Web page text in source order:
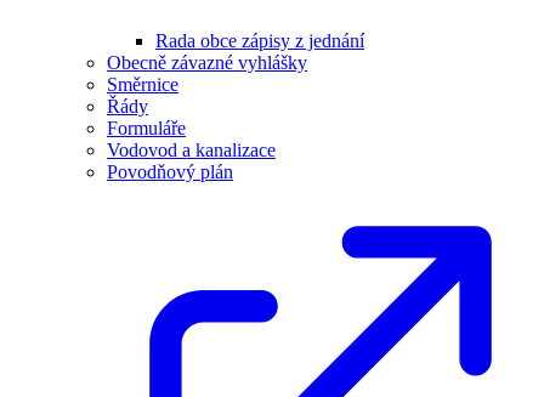
Rada obce zápisy z jednání
Obecně závazné vyhlášky
Směrnice
Řády
Formuláře
Vodovod a kanalizace
Povodňový plán